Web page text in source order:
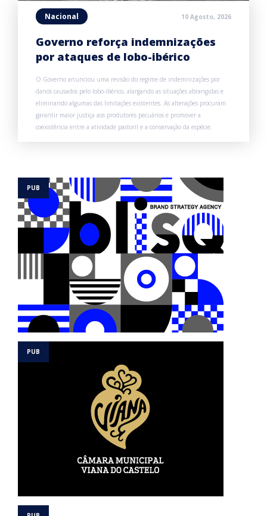
Nacional 10 Agosto, 2026
Governo reforça indemnizações
por ataques de lobo-ibérico
O Governo anunciou uma revisão do regime de indemnizações por
danos causados pelo lobo-ibérico, alargando as situações abrangidas e
eliminando algumas das limitações existentes. As alterações procuram
garantir maior justiça aos produtores pecuários e promover a
coexistência entre a atividade pastoril e a conservação da espécie.